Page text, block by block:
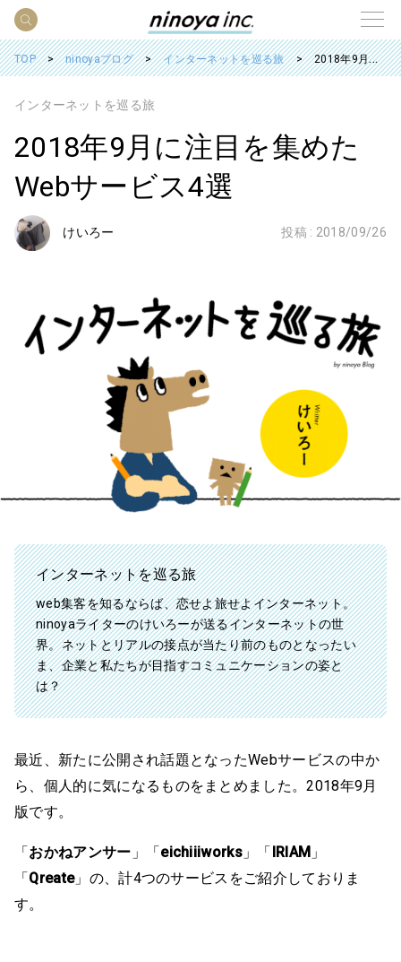
TOP ninoyaブログ インターネットを巡る旅 2018年9月に注目を集めたWebサービス4選
インターネットを巡る旅
2018年9月に注目を集めた
Webサービス4選
けいろー 投稿 : 2018/09/26
インターネットを巡る旅
web集客を知るならば、恋せよ旅せよインターネット。
ninoyaライターのけいろーが送るインターネットの世
界。ネットとリアルの接点が当たり前のものとなったい
ま、企業と私たちが目指すコミュニケーションの姿と
は？
最近、新たに公開され話題となったWebサービスの中か
ら、個人的に気になるものをまとめました。2018年9月
版です。
「おかねアンサー 」「eichiiiworks 」「IRIAM 」
「Qreate」の、計4つのサービスをご紹介しておりま
す。